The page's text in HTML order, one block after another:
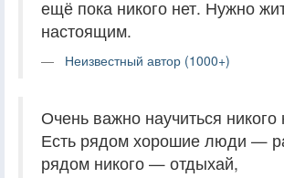
ещё пока никого нет. Нужно
настоящим.
Неизвестный автор (1000+)
Очень важно научиться
Есть рядом хорошие люди —
рядом никого — отдыхай,